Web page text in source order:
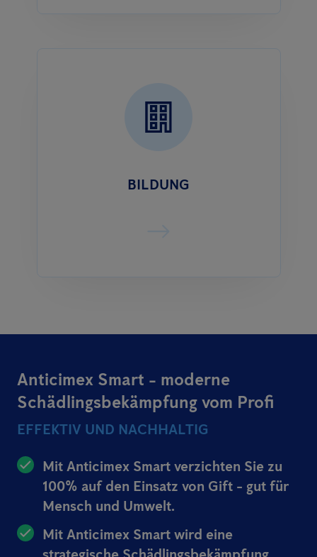
BILDUNG
Anticimex Smart - moderne
Schädlingsbekämpfung vom Profi
EFFEKTIV UND NACHHALTIG
Mit Anticimex Smart verzichten Sie zu
100% auf den Einsatz von Gift - gut für
Mensch und Umwelt.
Mit Anticimex Smart wird eine